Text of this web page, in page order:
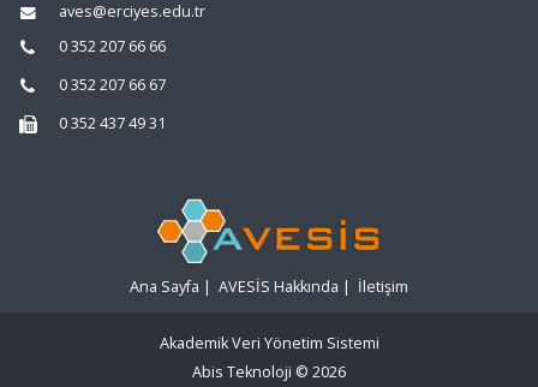
aves@erciyes.edu.tr
0 352 207 66 66
0 352 207 66 67
0 352 437 49 31
Ana Sayfa | AVESİS Hakkında | İletişim
Akademik Veri Yönetim Sistemi
Abis Teknoloji © 2026